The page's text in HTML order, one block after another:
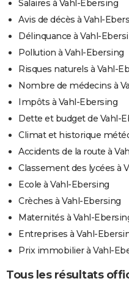
Salaires à Vahl-Ebersing
Avis de décès à Vahl-
Délinquance à Vahl-
Pollution à Vahl-Ebersing
Risques naturels à Vahl-
Nombre de médecins à
Impôts à Vahl-Ebersing
Dette et budget de Vahl-
Climat et historique
Accidents de la route à
Classement des lycées à
Ecole à Vahl-Ebersing
Crèches à Vahl-Ebersing
Maternités à Vahl-
Entreprises à Vahl-
Prix immobilier à Vahl-
Tous les résultats